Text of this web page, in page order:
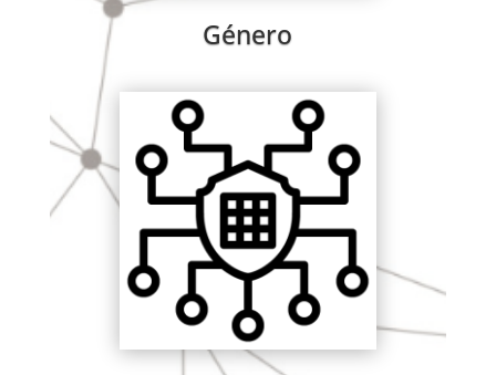
Género